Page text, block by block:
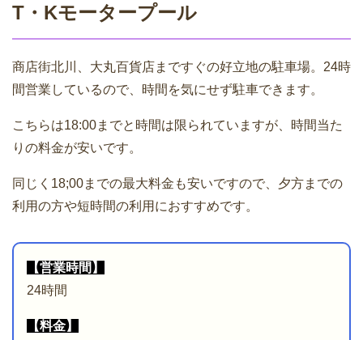
T・Kモータープール
商店街北川、大丸百貨店まですぐの好立地の駐車場。24時
間営業しているので、時間を気にせず駐車できます。
こちらは18:00までと時間は限られていますが、時間当た
りの料金が安いです。
同じく18;00までの最大料金も安いですので、夕方までの
利用の方や短時間の利用におすすめです。
【営業時間】
24時間
【料金】